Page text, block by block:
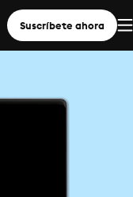
Suscríbete ahora